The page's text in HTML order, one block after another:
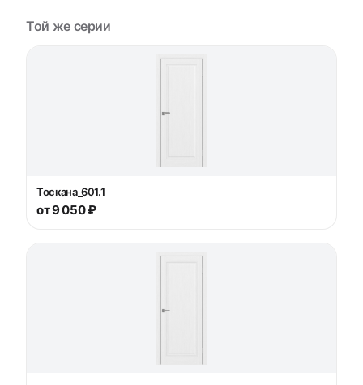
Той же серии
Тоскана_601.1
от 9 050 ₽